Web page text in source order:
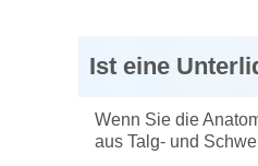
Ist eine
Wenn Sie die
aus Talg- und